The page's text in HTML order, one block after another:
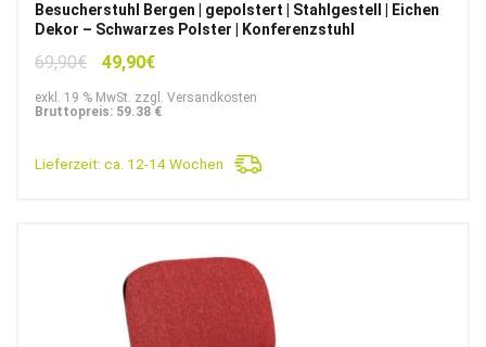
Besucherstuhl Bergen | gepolstert | Stahlgestell | Eichen
Dekor – Schwarzes Polster | Konferenzstuhl
69,90€
Ursprünglicher
war:
49,90€Aktueller
ist:
exkl. 19 % MwSt. zzgl. Versandkosten
Bruttopreis: 59.38 €
Lieferzeit: ca. 12-14 Wochen